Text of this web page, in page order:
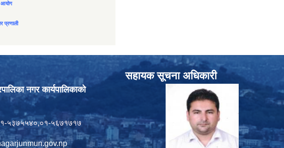
आयोग
प्रणाली
नगर कार्यपालिकाको
५३७५५४०,०१-५६७१७१७
सहायक सूचना अधिकारी